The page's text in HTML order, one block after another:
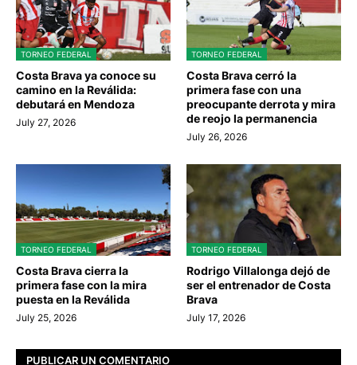
TORNEO FEDERAL
Costa Brava ya conoce su
camino en la Reválida:
debutará en Mendoza
July 27, 2026
TORNEO FEDERAL
Costa Brava cerró la
primera fase con una
preocupante derrota y mira
de reojo la permanencia
July 26, 2026
TORNEO FEDERAL
Costa Brava cierra la
primera fase con la mira
puesta en la Reválida
July 25, 2026
TORNEO FEDERAL
Rodrigo Villalonga dejó de
ser el entrenador de Costa
Brava
July 17, 2026
PUBLICAR UN COMENTARIO